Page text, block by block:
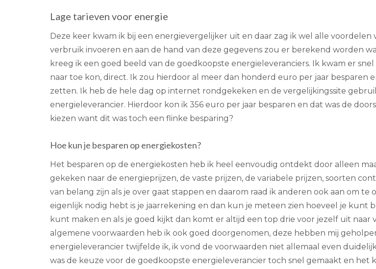
Lage tarieven voor energie
Deze keer kwam ik bij een energievergelijker uit en daar zag ik wel alle
verbruik invoeren en aan de hand van deze gegevens zou er berekend worden
kreeg ik een goed beeld van de goedkoopste energieleveranciers. Ik kwam er
naar toe kon, direct. Ik zou hierdoor al meer dan honderd euro per jaar
zetten. Ik heb de hele dag op internet rondgekeken en de vergelijkingssite
energieleverancier. Hierdoor kon ik 356 euro per jaar besparen en dat was de
kiezen want dit was toch een flinke besparing?
Hoe kun je besparen op energiekosten?
Het besparen op de energiekosten heb ik heel eenvoudig ontdekt door alleen
gekeken naar de energieprijzen, de vaste prijzen, de variabele prijzen, soorten
van belang zijn als je over gaat stappen en daarom raad ik anderen ook aan om
eigenlijk nodig hebt is je jaarrekening en dan kun je meteen zien hoeveel je kunt
kunt maken en als je goed kijkt dan komt er altijd een top drie voor jezelf uit naar
algemene voorwaarden heb ik ook goed doorgenomen, deze hebben mij
energieleverancier twijfelde ik, ik vond de voorwaarden niet allemaal even
was de keuze voor de goedkoopste energieleverancier toch snel gemaakt en